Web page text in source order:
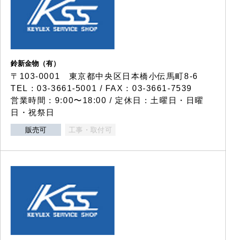
鈴新金物（有）
〒103-0001 東京都中央区日本橋小伝馬町8-6
TEL：03-3661-5001 / FAX：03-3661-7539
営業時間：9:00〜18:00 / 定休日：土曜日・日曜
日・祝祭日
販売可 工事・取付可